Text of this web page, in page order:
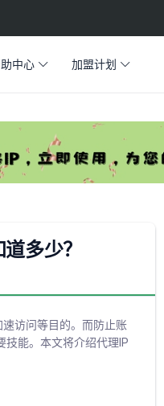
中心 加盟计划
多少？
访问等目的。而防止账
技能。本文将介绍代理IP